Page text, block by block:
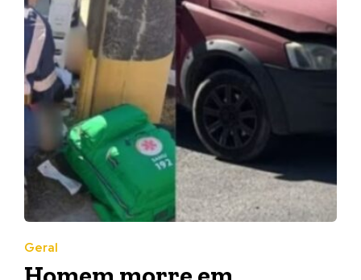
Geral